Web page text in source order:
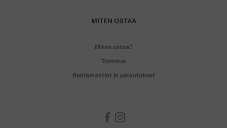
MITEN OSTAA
Miten ostaa?
Toimitus
Reklamaatiot ja palautukset